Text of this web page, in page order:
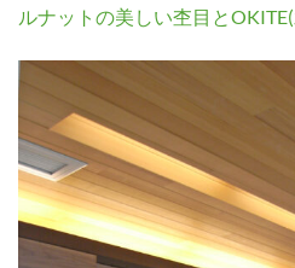
ルナットの美しい杢目と